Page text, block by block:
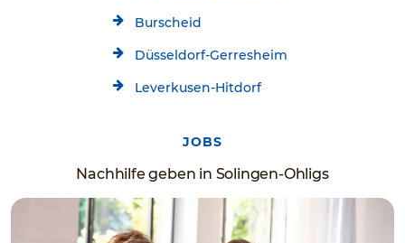
Burscheid
Düsseldorf-Gerresheim
Leverkusen-Hitdorf
JOBS
Nachhilfe geben in Solingen-Ohligs